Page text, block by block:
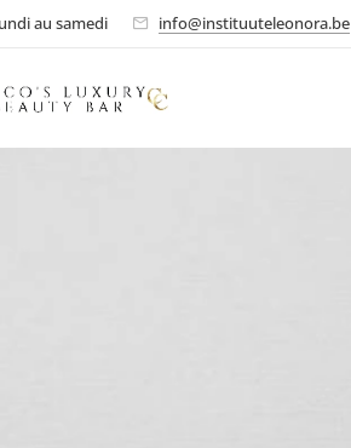
au samedi info@instituuteleonora.be